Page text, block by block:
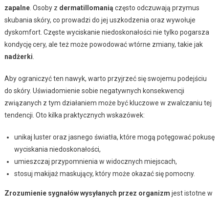
zapalne. Osoby z dermatillomanią często odczuwają przymus
skubania skóry, co prowadzi do jej uszkodzenia oraz wywołuje
dyskomfort. Częste wyciskanie niedoskonałości nie tylko pogarsza
kondycję cery, ale też może powodować wtórne zmiany, takie jak
nadżerki
Aby ograniczyć ten nawyk, warto przyjrzeć się swojemu podejściu
do skóry. Uświadomienie sobie negatywnych konsekwencji
związanych z tym działaniem może być kluczowe w zwalczaniu tej
tendencji. Oto kilka praktycznych wskazówek:
unikaj luster oraz jasnego światła, które mogą potęgować pokusę
wyciskania niedoskonałości,
umieszczaj przypomnienia w widocznych miejscach,
stosuj makijaż maskujący, który może okazać się pomocny.
Zrozumienie sygnałów wysyłanych przez organizm jest istotne w